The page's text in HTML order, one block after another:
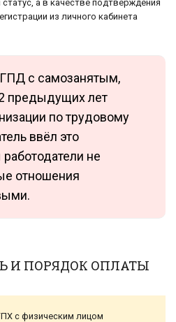
а в качестве подтверждения
из личного кабинета
с самозанятым,
предыдущих лет
по трудовому
ввёл это
не
отношения
И ПОРЯДОК ОПЛАТЫ
с физическим лицом